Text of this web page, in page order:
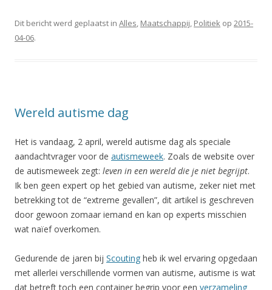
Dit bericht werd geplaatst in Alles, Maatschappij, Politiek op 2015-
04-06.
Wereld autisme dag
Het is vandaag, 2 april, wereld autisme dag als speciale
aandachtvrager voor de autismeweek. Zoals de website over
de autismeweek zegt: leven in een wereld die je niet begrijpt.
Ik ben geen expert op het gebied van autisme, zeker niet met
betrekking tot de “extreme gevallen”, dit artikel is geschreven
door gewoon zomaar iemand en kan op experts misschien
wat naïef overkomen.
Gedurende de jaren bij Scouting heb ik wel ervaring opgedaan
met allerlei verschillende vormen van autisme, autisme is wat
dat betreft toch een container begrip voor een verzameling